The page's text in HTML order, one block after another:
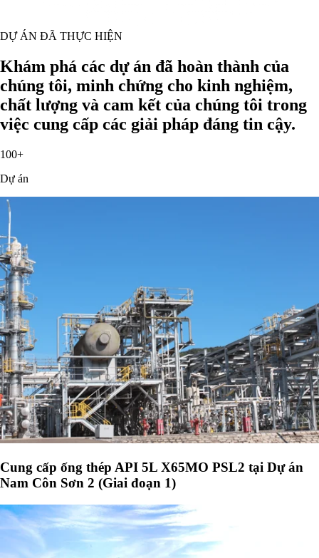
DỰ ÁN ĐÃ THỰC HIỆN
Khám phá các dự án đã hoàn thành của
chúng tôi, minh chứng cho kinh nghiệm,
chất lượng và cam kết của chúng tôi trong
việc cung cấp các giải pháp đáng tin cậy.
100+
Dự án
Cung cấp ống thép API 5L X65MO PSL2 tại Dự án
Nam Côn Sơn 2 (Giai đoạn 1)